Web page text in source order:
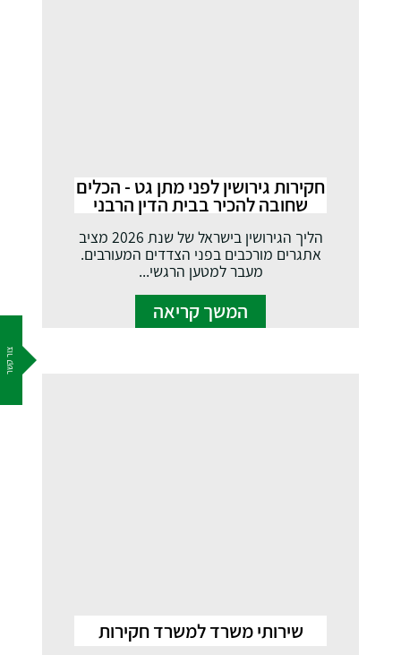
צור קשר
חקירות גירושין לפני מתן גט - הכלים
שחובה להכיר בבית הדין הרבני
הליך הגירושין בישראל של שנת 2026 מציב
אתגרים מורכבים בפני הצדדים המעורבים.
מעבר למטען הרגשי...
המשך קריאה
שירותי משרד למשרד חקירות